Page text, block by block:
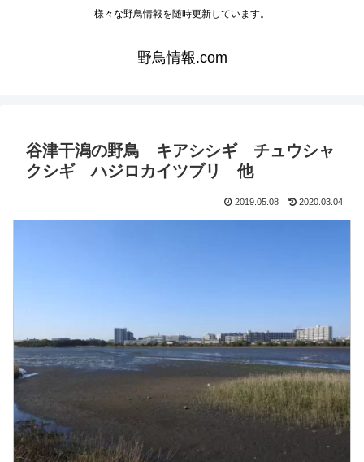
様々な野鳥情報を随時更新しています。
野鳥情報.com
谷津干潟の野鳥 キアシシギ チュウシャ
クシギ ハジロカイツブリ 他
2019.05.08 2020.03.04